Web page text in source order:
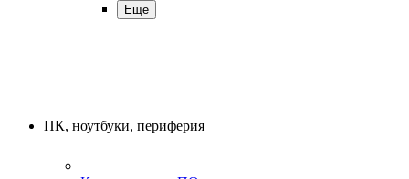
Еще
ПК, ноутбуки, периферия